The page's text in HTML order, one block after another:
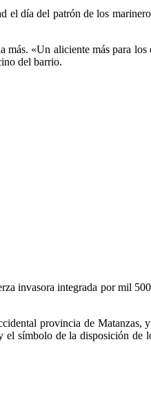
el día del patrón de los
«Un aliciente más para los
del barrio.
invasora integrada por mil
provincia de Matanzas,
símbolo de la disposición de